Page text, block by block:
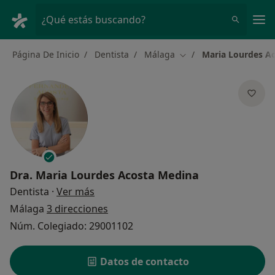
¿Qué estás buscando?
Página De Inicio Dentista Málaga Cambiar de ciudad
Maria Lourdes
Dra. Maria Lourdes Acosta Medina
Dentista · Ver más
Málaga 3 direcciones
Núm. Colegiado: 29001102
Datos de contacto